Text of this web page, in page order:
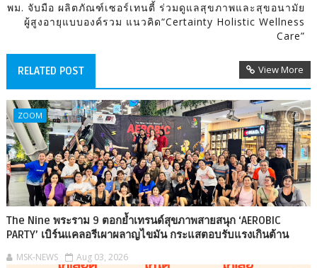
พม. จับมือ ผลิตภัณฑ์เซอร์เทนตี้ ร่วมดูแลสุขภาพและสุขอนามัย
ผู้สูงอายุแบบองค์รวม แนวคิด“Certainty Holistic Wellness
Care”
RELATED POST View More
ZOOM
The Nine พระราม 9 ตอกย้ำเทรนด์สุขภาพสายสนุก ‘AEROBIC
PARTY’ เบิร์นแคลอรีเผาผลาญไขมัน กระแสตอบรับแรงเกินต้าน
MSK-NEWS Aug 03, 2026